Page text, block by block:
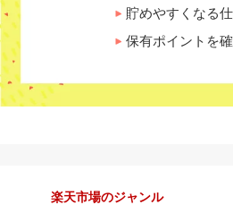
貯めやすくなる
保有ポイントを
楽天市場のジャンル